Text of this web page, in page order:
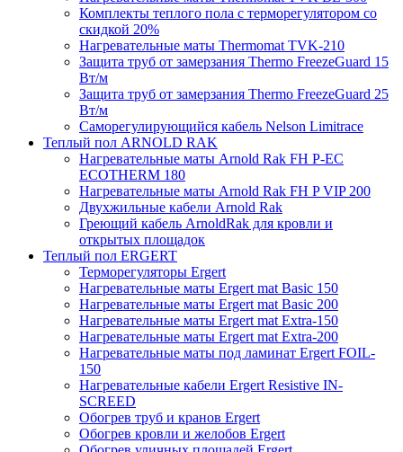
Комплекты теплого пола с терморегулятором со
скидкой 20%
Нагревательные маты Thermomat TVK-210
Защита труб от замерзания Thermo FreezeGuard 15
Вт/м
Защита труб от замерзания Thermo FreezeGuard 25
Вт/м
Саморегулирующийся кабель Nelson Limitrace
Теплый пол ARNOLD RAK
Нагревательные маты Arnold Rak FH P-EC
ECOTHERM 180
Нагревательные маты Arnold Rak FH P VIP 200
Двухжильные кабели Arnold Rak
Греющий кабель ArnoldRak для кровли и
открытых площадок
Теплый пол ERGERT
Терморегуляторы Ergert
Нагревательные маты Ergert mat Basic 150
Нагревательные маты Ergert mat Basic 200
Нагревательные маты Ergert mat Extra-150
Нагревательные маты Ergert mat Extra-200
Нагревательные маты под ламинат Ergert FOIL-
150
Нагревательные кабели Ergert Resistive IN-
SCREED
Обогрев труб и кранов Ergert
Обогрев кровли и желобов Ergert